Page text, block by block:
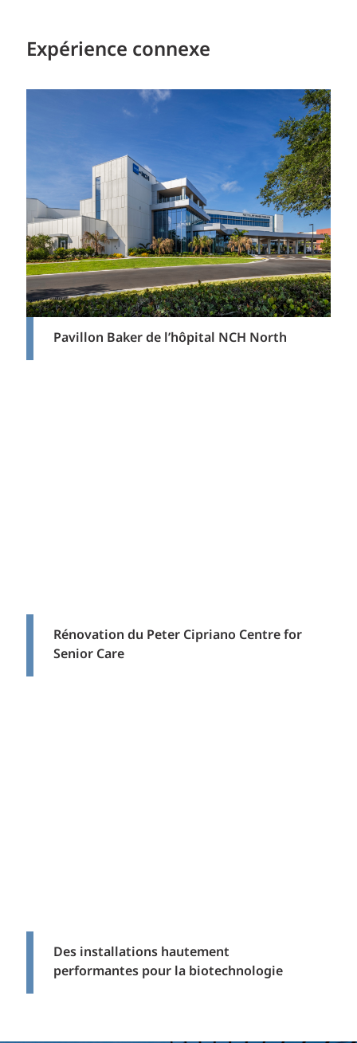
Expérience connexe
Pavillon Baker de l’hôpital NCH North
Rénovation du Peter Cipriano Centre for
Senior Care
Des installations hautement
performantes pour la biotechnologie